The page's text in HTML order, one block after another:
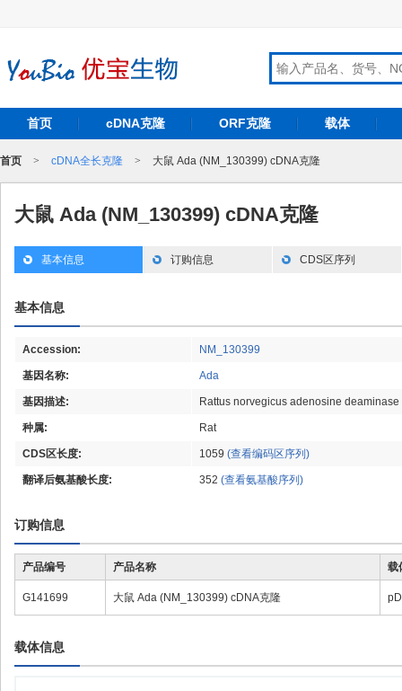
首页 cDNA克隆 ORF克隆 载体
首页 > cDNA全长克隆 > 大鼠 Ada (NM_130399) cDNA克隆
大鼠 Ada (NM_130399) cDNA克隆
基本信息 订购信息 CDS区序列
基本信息
Accession: NM_130399
基因名称: Ada
基因描述: Rattus norvegicus adenosine deaminase
种属: Rat
CDS区长度: 1059 (查看编码区序列)
翻译后氨基酸长度: 352 (查看氨基酸序列)
订购信息
产品编号 产品名称 载
G141699 大鼠 Ada (NM_130399) cDNA克隆
载体信息